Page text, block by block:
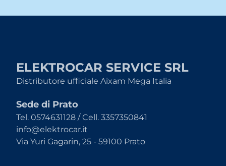
ELEKTROCAR SERVICE SRL
Distributore ufficiale Aixam Mega Italia
Sede di Prato
Tel. 0574631128 / Cell. 3357350841
info@elektrocar.it
Via Yuri Gagarin, 25 - 59100 Prato